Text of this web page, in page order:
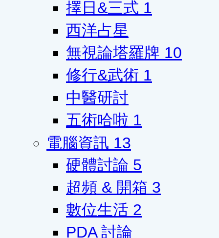
擇日&三式 1
西洋占星
無視論塔羅牌 10
修行&武術 1
中醫研討
五術哈啦 1
電腦資訊 13
硬體討論 5
超頻 & 開箱 3
數位生活 2
PDA 討論